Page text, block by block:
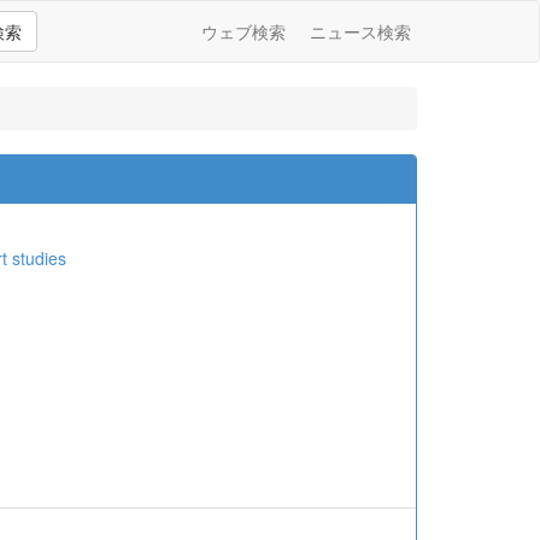
索 ウェブ検索 ニュース検索
studies